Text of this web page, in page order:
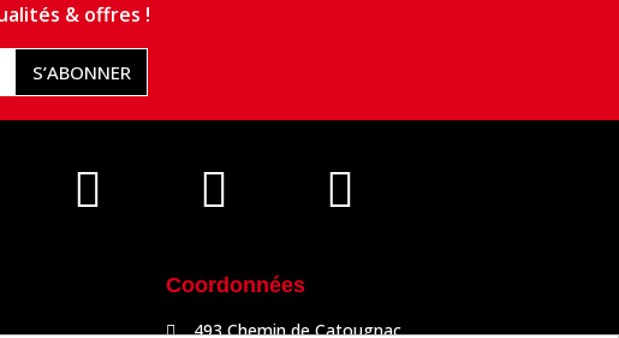
& offres !
S’ABONNER
Coordonnées
493 Chemin de Catougnac